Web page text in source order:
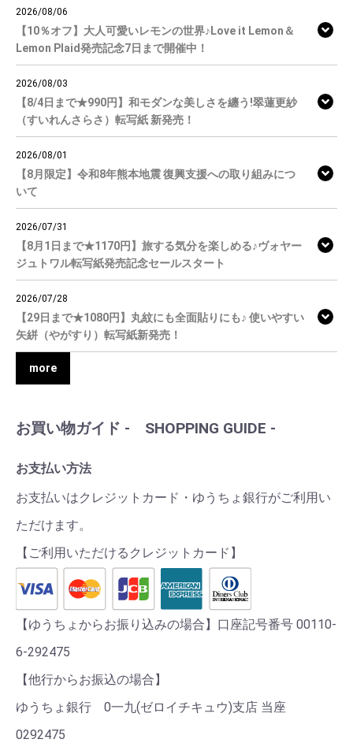
2026/08/06
【10％オフ】大人可愛いレモンの世界♪Love it Lemon＆
Lemon Plaid発売記念7日まで開催中！
2026/08/03
【8/4日まで★990円】和モダンな美しさを纏う!翠蓮更紗
（すいれんさらさ）転写紙 新発売！
2026/08/01
【8月限定】令和8年熊本地震 復興支援への取り組みにつ
いて
2026/07/31
【8月1日まで★1170円】旅する気分を楽しめる♪ヴォヤー
ジュトワル転写紙発売記念セールスタート
2026/07/28
【29日まで★1080円】丸紋にも全面貼りにも♪ 使いやすい
矢絣（やがすり）転写紙新発売！
more
お買い物ガイド - SHOPPING GUIDE -
お支払い方法
お支払いはクレジットカード・ゆうちょ銀行がご利用い
ただけます。
【ご利用いただけるクレジットカード】
【ゆうちょからお振り込みの場合】口座記号番号 00110-
6-292475
【他行からお振込の場合】
ゆうちょ銀行 0一九(ゼロイチキュウ)支店 当座
0292475